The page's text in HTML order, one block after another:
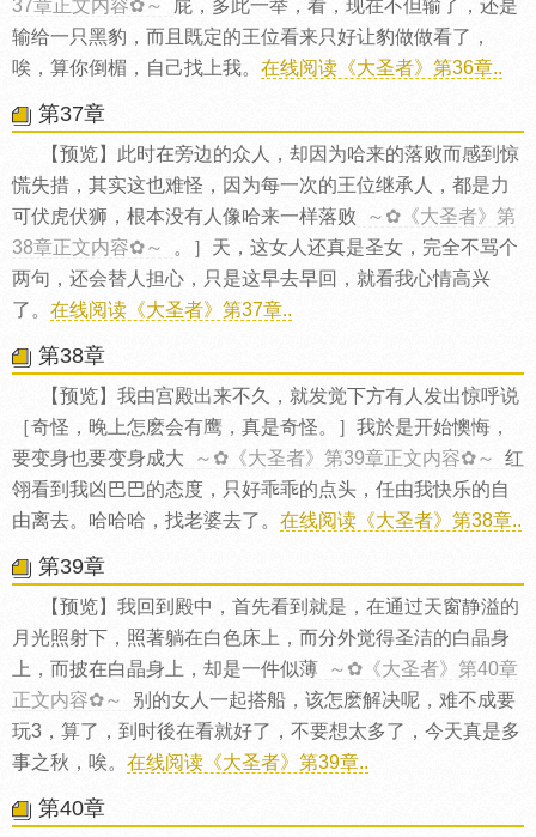
37章正文内容✿～
屁，多此一举，看，现在不但输了，还是
输给一只黑豹，而且既定的王位看来只好让豹做做看了，
唉，算你倒楣，自己找上我。 在线阅读《大圣者》第36章..
第37章
【预览】此时在旁边的众人，却因为哈来的落败而感到惊
慌失措，其实这也难怪，因为每一次的王位继承人，都是力
可伏虎伏狮，根本没有人像哈来一样落败
～✿《大圣者》第
38章正文内容✿～
。］天，这女人还真是圣女，完全不骂个
两句，还会替人担心，只是这早去早回，就看我心情高兴
了。 在线阅读《大圣者》第37章..
第38章
【预览】我由宫殿出来不久，就发觉下方有人发出惊呼说
［奇怪，晚上怎麽会有鹰，真是奇怪。］我於是开始懊悔，
要变身也要变身成大
～✿《大圣者》第39章正文内容✿～
红
翎看到我凶巴巴的态度，只好乖乖的点头，任由我快乐的自
由离去。哈哈哈，找老婆去了。 在线阅读《大圣者》第38章..
第39章
【预览】我回到殿中，首先看到就是，在通过天窗静溢的
月光照射下，照著躺在白色床上，而分外觉得圣洁的白晶身
上，而披在白晶身上，却是一件似薄
～✿《大圣者》第40章
正文内容✿～
别的女人一起搭船，该怎麽解决呢，难不成要
玩3，算了，到时後在看就好了，不要想太多了，今天真是多
事之秋，唉。 在线阅读《大圣者》第39章..
第40章